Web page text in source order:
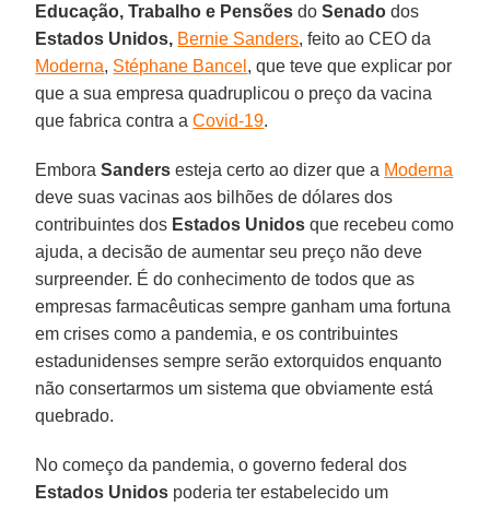
Educação, Trabalho e Pensões doSenado dos
Estados Unidos, Bernie Sanders, feito ao CEO da
Moderna, Stéphane Bancel , que teve que explicar por
que a sua empresa quadruplicou o preço da vacina
que fabrica contra aCovid-19.
EmboraSanders esteja certo ao dizer que a Moderna
deve suas vacinas aos bilhões de dólares dos
contribuintes dos Estados Unidos que recebeu como
ajuda, a decisão de aumentar seu preço não deve
surpreender. É do conhecimento de todos que as
empresas farmacêuticas sempre ganham uma fortuna
em crises como a pandemia, e os contribuintes
estadunidenses sempre serão extorquidos enquanto
não consertarmos um sistema que obviamente está
quebrado.
No começo da pandemia, o governo federal dos
Estados Unidos poderia ter estabelecido um